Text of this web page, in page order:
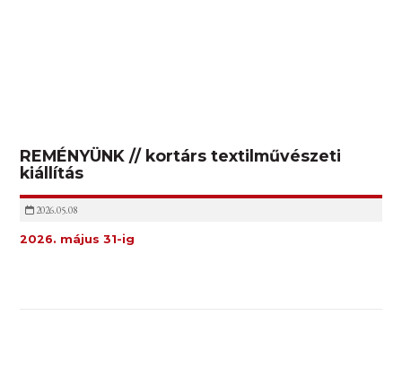
REMÉNYÜNK // kortárs textilművészeti
kiállítás
2026.05.08
2026. május 31-ig